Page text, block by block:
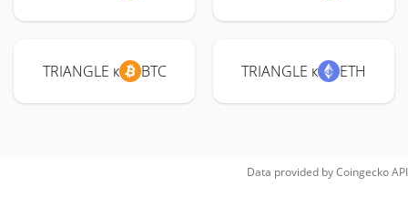
TRIANGLE к BTC TRIANGLE к ETH
Data provided byCoingeckoAPI